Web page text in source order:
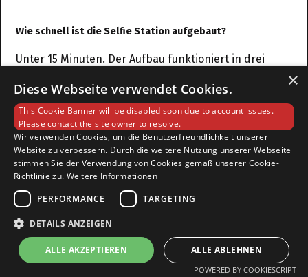
Wie schnell ist die Selfie Station aufgebaut?
Unter 15 Minuten. Der Aufbau funktioniert in drei
Schritten: Flightcase öffnen, System aufstellen, Strom
anschließen. Die Software startet automatisch mit
der vorkonfigurierten Event-Konfiguration — inklusive
Branding, KI-Features und Datenformular. Keine IT-
Kenntnisse erforderlich, kein Techniker vor Ort nötig.
Die Selfie Station ist das kompakteste System im
UpReach-Portfolio und passt in jeden Lieftwagen. Für
Kunden die den Aufbau nicht selbst übernehmen
Aufbauservice.
×
Diese Webseite verwendet Cookies.
This Cookie Banner will be disabled soon due to account issues.
Please contact the site owner to resolve.
Wir verwenden Cookies, um die Benutzerfreundlichkeit unserer
Website zu verbessern. Durch die weitere Nutzung unserer Webseite
stimmen Sie der Verwendung von Cookies gemäß unserer Cookie-
Richtlinie zu. Weitere Informationen
PERFORMANCE
TARGETING
DETAILS ANZEIGEN
ALLE AKZEPTIEREN ALLE ABLEHNEN
POWERED BY COOKIESCRIPT